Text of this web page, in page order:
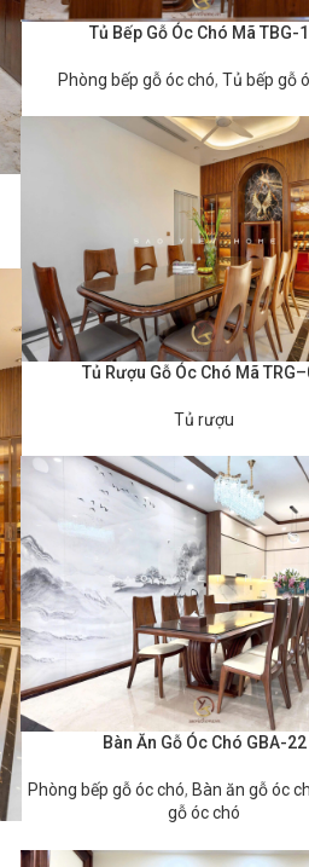
ĐỌC TIẾPTủ Bếp Gỗ Óc Chó Mã TBG-
Phòng bếp gỗ óc chó,Tủ bếp gỗ
ĐỌC TIẾPTủ Rượu Gỗ Óc Chó Mã
Tủ rượu
Bàn Ăn Gỗ Óc Chó GBA-22
Phòng bếp gỗ óc chó, Bàn ăn gỗ óc
gỗ óc chó